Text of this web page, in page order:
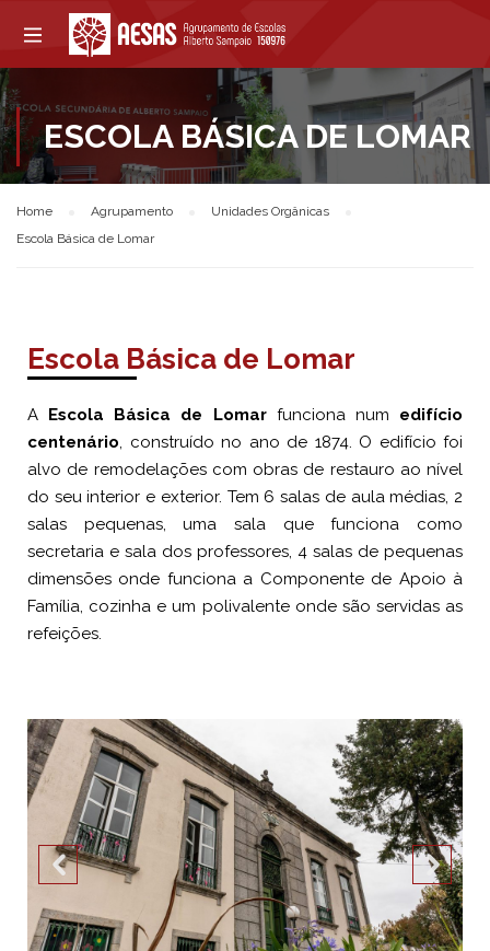
ESCOLA BÁSICA DE LOMAR
Home Agrupamento
Unidades Orgânicas
Escola Básica de Lomar
Escola Básica de Lomar
A Escola Básica de Lomarfunciona num edifício
centenário, construído no ano de 1874. O edifício foi
alvo de remodelações com obras de restauro ao nível
do seu interior e exterior. Tem 6 salas de aula médias, 2
salas pequenas, uma sala que funciona como
secretaria e sala dos professores, 4 salas de pequenas
dimensões onde funciona a Componente de Apoio à
Família, cozinha e um polivalente onde são servidas as
refeições.